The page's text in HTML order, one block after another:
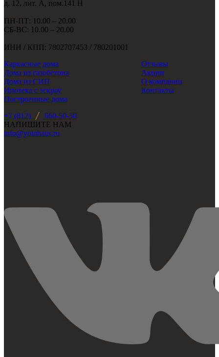
д. 12, лит. А, пом.141 Н
ПН-ПТ: 10.00 – 20.00
СБ-ВС: 10.00 – 20.00
ИНН / КПП: 7802707453 / 780201001
Каркасные дома
Дома из газобетона
Дома из СИП
Ипотека с эскроу
Построенные дома
Отзывы
Акции
О компании
Контакты
+7 (812)
660-50-50
НАПИШИТЕ НАМ
info@yolohaus.ru